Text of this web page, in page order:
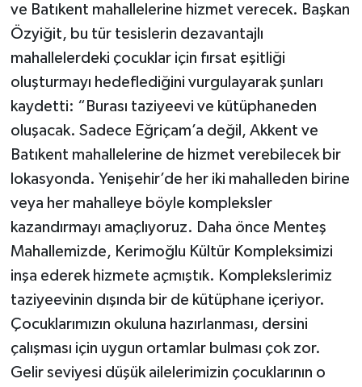
ve Batıkent mahallelerine hizmet verecek. Başkan
Özyiğit, bu tür tesislerin dezavantajlı
mahallelerdeki çocuklar için fırsat eşitliği
oluşturmayı hedeflediğini vurgulayarak şunları
kaydetti: “Burası taziyeevi ve kütüphaneden
oluşacak. Sadece Eğriçam’a değil, Akkent ve
Batıkent mahallelerine de hizmet verebilecek bir
lokasyonda. Yenişehir’de her iki mahalleden birine
veya her mahalleye böyle kompleksler
kazandırmayı amaçlıyoruz. Daha önce Menteş
Mahallemizde, Kerimoğlu Kültür Kompleksimizi
inşa ederek hizmete açmıştık. Komplekslerimiz
taziyeevinin dışında bir de kütüphane içeriyor.
Çocuklarımızın okuluna hazırlanması, dersini
çalışması için uygun ortamlar bulması çok zor.
Gelir seviyesi düşük ailelerimizin çocuklarının o